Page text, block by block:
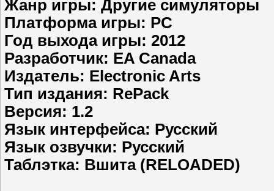
Жанр игры: Другие симуляторы
Платформа игры: PC
Год выхода игры: 2012
Разработчик: EA Canada
Издатель: Electronic Arts
Тип издания: RePack
Версия: 1.2
Язык интерфейса: Русский
Язык озвучки: Русский
Таблэтка: Вшита (RELOADED)